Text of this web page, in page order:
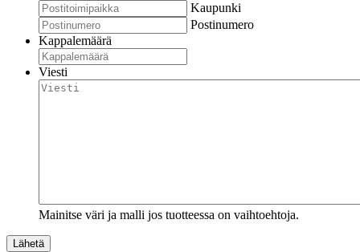
Kaupunki
Postinumero
Kappalemäärä
Viesti
Mainitse väri ja malli jos tuotteessa on vaihtoehtoja.